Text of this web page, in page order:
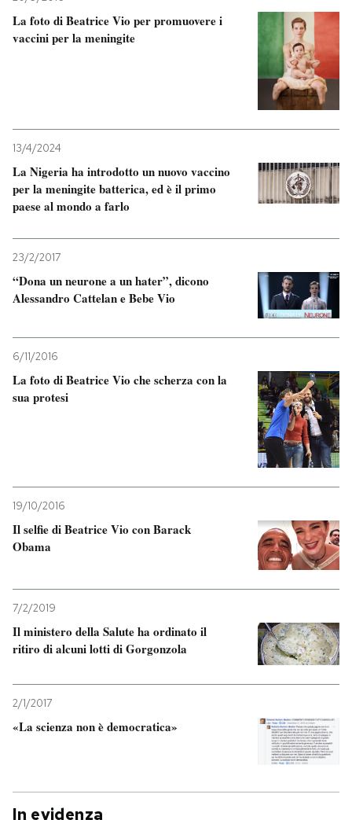
La foto di Beatrice Vio per promuovere i
vaccini per la meningite
13/4/2024
La Nigeria ha introdotto un nuovo vaccino
per la meningite batterica, ed è il primo
paese al mondo a farlo
23/2/2017
“Dona un neurone a un hater”, dicono
Alessandro Cattelan e Bebe Vio
6/11/2016
La foto di Beatrice Vio che scherza con la
sua protesi
19/10/2016
Il selfie di Beatrice Vio con Barack
Obama
7/2/2019
Il ministero della Salute ha ordinato il
ritiro di alcuni lotti di Gorgonzola
2/1/2017
«La scienza non è democratica»
In evidenza